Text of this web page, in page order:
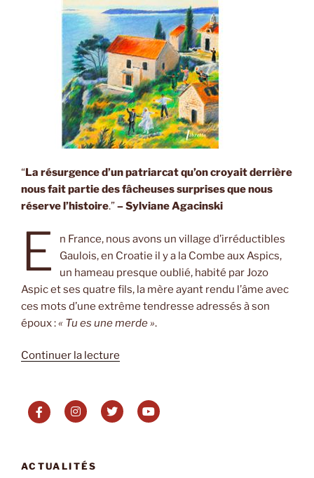
“La résurgence d’un patriarcat qu’on croyait derrière
nous fait partie des fâcheuses surprises que nous
réserve l’histoire.”– Sylviane Agacinski
E
n France, nous avons un village d’irréductibles
Gaulois, en Croatie il y a la Combe aux Aspics,
un hameau presque oublié, habité par Jozo
Aspic et ses quatre fils, la mère ayant rendu l’âme avec
ces mots d’une extrême tendresse adressés à son
époux :« Tu es une merde ».
Continuer la lecture
la
Combe
ACTUALITÉS